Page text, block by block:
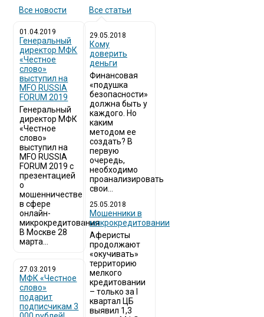
Все новости
01.04.2019
Генеральный
директор МФК
«Честное
слово»
выступил на
MFO RUSSIA
FORUM 2019
Генеральный
директор МФК
«Честное
слово»
выступил на
MFO RUSSIA
FORUM 2019 с
презентацией
о
мошенничестве
в сфере
онлайн-
микрокредитования
В Москве 28
марта...
27.03.2019
МФК «Честное
слово»
подарит
подписчикам 3
Все статьи
29.05.2018
Кому
доверить
деньги
Финансовая
«подушка
безопасности»
должна быть у
каждого. Но
каким
методом ее
создать? В
первую
очередь,
необходимо
проанализировать
свои...
25.05.2018
Мошенники в
микрокредитовании
Аферисты
продолжают
«окучивать»
территорию
мелкого
кредитовании
– только за I
квартал ЦБ
выявил 1,3